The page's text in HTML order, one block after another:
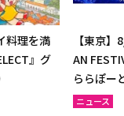
料理を満
』グ
【東京
AN
ららぽー
ニュース